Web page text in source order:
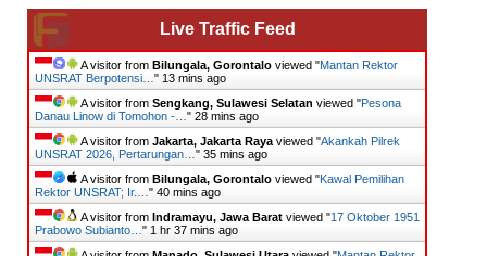
Live Traffic Feed
A visitor from Bilungala, Gorontalo viewed "Mantan Rektor
UNSRAT Berpotensi… " 13 mins ago
A visitor from Sengkang, Sulawesi Selatan viewed "Pesona
Danau Linow di Tomohon -… " 28 mins ago
A visitor from Jakarta, Jakarta Raya viewed "Akankah Pilrek
UNSRAT 2026, Pertarungan… " 35 mins ago
A visitor from Bilungala, Gorontalo viewed "Kawal Pemilihan
Rektor UNSRAT; Ir.… " 40 mins ago
A visitor from Indramayu, Jawa Barat viewed "17 Oktober 1951
Prabowo Subianto… " 1 hr 37 mins ago